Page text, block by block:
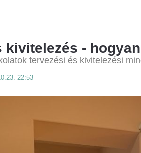
kivitelezés -
tervezési és kivitelezési
22:53